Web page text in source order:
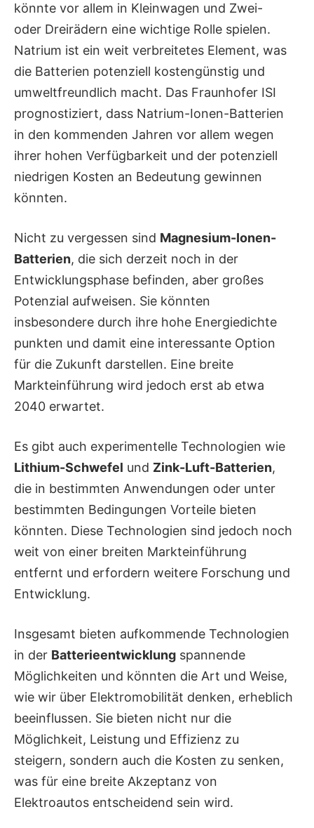
könnte vor allem in Kleinwagen und Zwei-
oder Dreirädern eine wichtige Rolle spielen.
Natrium ist ein weit verbreitetes Element, was
die Batterien potenziell kostengünstig und
umweltfreundlich macht. Das Fraunhofer ISI
prognostiziert, dass Natrium-Ionen-Batterien
in den kommenden Jahren vor allem wegen
ihrer hohen Verfügbarkeit und der potenziell
niedrigen Kosten an Bedeutung gewinnen
könnten.
Nicht zu vergessen sind Magnesium-Ionen-
Batterien, die sich derzeit noch in der
Entwicklungsphase befinden, aber großes
Potenzial aufweisen. Sie könnten
insbesondere durch ihre hohe Energiedichte
punkten und damit eine interessante Option
für die Zukunft darstellen. Eine breite
Markteinführung wird jedoch erst ab etwa
2040 erwartet.
Es gibt auch experimentelle Technologien wie
Lithium-Schwefel und Zink-Luft-Batterien,
die in bestimmten Anwendungen oder unter
bestimmten Bedingungen Vorteile bieten
könnten. Diese Technologien sind jedoch noch
weit von einer breiten Markteinführung
entfernt und erfordern weitere Forschung und
Entwicklung.
Insgesamt bieten aufkommende Technologien
in der Batterieentwicklung spannende
Möglichkeiten und könnten die Art und Weise,
wie wir über Elektromobilität denken, erheblich
beeinflussen. Sie bieten nicht nur die
Möglichkeit, Leistung und Effizienz zu
steigern, sondern auch die Kosten zu senken,
was für eine breite Akzeptanz von
Elektroautos entscheidend sein wird.